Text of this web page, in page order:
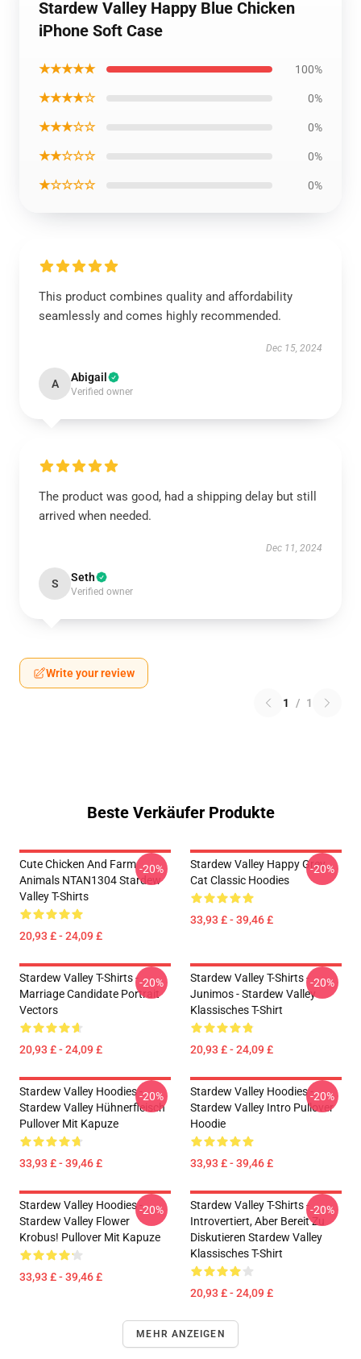
Stardew Valley Happy Blue Chicken
iPhone Soft Case
★★★★★ 100%
★★★★☆ 0%
★★★☆☆ 0%
★★☆☆☆ 0%
★☆☆☆☆ 0%
This product combines quality and affordability
seamlessly and comes highly recommended.
Dec 15, 2024
A Abigail
Verified owner
The product was good, had a shipping delay but still
arrived when needed.
Dec 11, 2024
S Seth
Verified owner
Write your review
1 / 1
Beste Verkäufer Produkte
Cute Chicken And Farm
Animals NTAN1304 Stardew
Valley T-Shirts
20,93 £ - 24,09 £
-20%
Stardew Valley Happy Grey
Cat Classic Hoodies
33,93 £ - 39,46 £
-20%
Stardew Valley T-Shirts -
Marriage Candidate Portrait
Vectors
20,93 £ - 24,09 £
-20%
Stardew Valley T-Shirts -
Junimos - Stardew Valley
Klassisches T-Shirt
20,93 £ - 24,09 £
-20%
Stardew Valley Hoodies -
Stardew Valley Hühnerfleisch
Pullover Mit Kapuze
33,93 £ - 39,46 £
-20%
Stardew Valley Hoodies -
Stardew Valley Intro Pullover
Hoodie
33,93 £ - 39,46 £
-20%
Stardew Valley Hoodies -
Stardew Valley Flower
Krobus! Pullover Mit Kapuze
33,93 £ - 39,46 £
-20%
Stardew Valley T-Shirts -
Introvertiert, Aber Bereit Zu
Diskutieren Stardew Valley
Klassisches T-Shirt
20,93 £ - 24,09 £
-20%
MEHR ANZEIGEN